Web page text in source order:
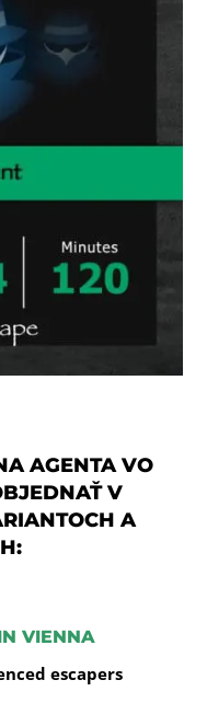
AGENTA VO
V
A
VIENNA
escapers